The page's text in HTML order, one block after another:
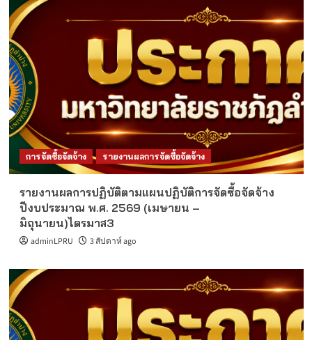
การจัดซื้อจัดจ้าง รายงานผลการจัดซื้อจัดจ้าง
รายงานผลการปฏิบัติตามแผนปฏิบัติการจัดซื้อจัดจ้าง
ปีงบประมาณ พ.ศ. 2569 (เมษายน –
มิถุนายน)ไตรมาส3
adminLPRU 3 สัปดาห์ ago